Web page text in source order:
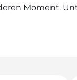
Moment.